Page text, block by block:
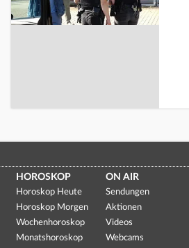
HOROSKOP
Horoskop Heute
Horoskop Morgen
Wochenhoroskop
Monatshoroskop
ON AIR
Sendungen
Aktionen
Videos
Webcams